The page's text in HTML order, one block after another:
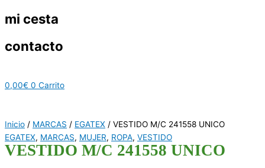
mi cesta
contacto
0,00€ 0 Carrito
Inicio / MARCAS / EGATEX / VESTIDO M/C 241558 UNICO
EGATEX, MARCAS, MUJER, ROPA, VESTIDO
VESTIDO M/C 241558 UNICO